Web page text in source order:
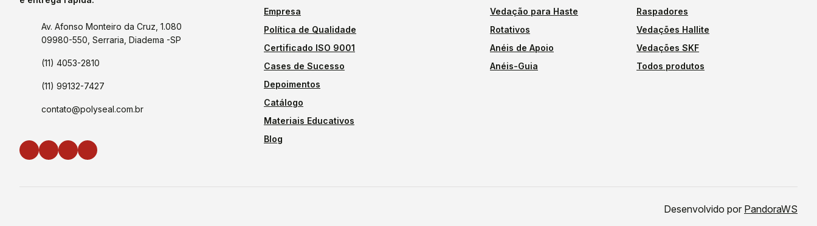
Av. Afonso Monteiro da Cruz, 1.080
09980-550, Serraria, Diadema -SP
(11) 4053-2810
(11) 99132-7427
contato@polyseal.com.br
Empresa
Política de Qualidade
Certificado ISO 9001
Cases de Sucesso
Depoimentos
Catálogo
Materiais Educativos
Blog
Vedação para Haste
Rotativos
Anéis de Apoio
Anéis-Guia
Raspadores
Vedações Hallite
Vedações SKF
Todos produtos
Desenvolvido por PandoraWS